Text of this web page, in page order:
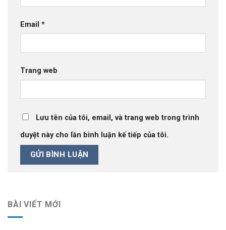
BÀI VIẾT MỚI
Email *
Trang web
Lưu tên của tôi, email, và trang web trong trình
duyệt này cho lần bình luận kế tiếp của tôi.